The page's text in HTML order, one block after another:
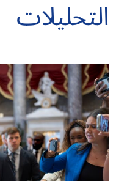
التحليلات